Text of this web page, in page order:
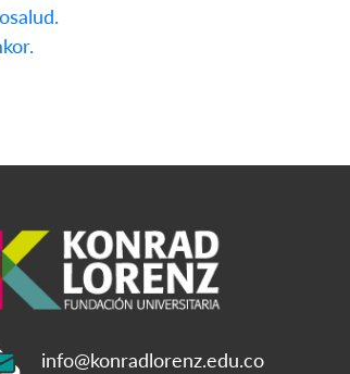
info@konradlorenz.edu.co